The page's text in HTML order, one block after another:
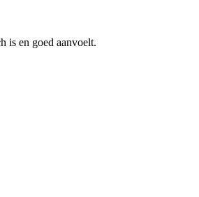
is en goed aanvoelt.